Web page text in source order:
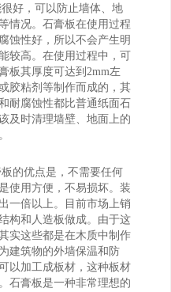
好，可以防止墙体、地
情况。石膏板在使用过程
蚀性好，所以不会产生明
较高。在使用过程中，可
板其厚度可达到2mm左
胶粘剂等制作而成的，其
耐腐蚀性都比普通纸面石
及时清理墙壁、地面上的
的优点是，不需要任何
使用方便，不易损坏。装
一倍以上。目前市场上销
构和人造板做成。由于这
实这些都是在木质中制作
建筑物的外墙保温和防
以加工成板材，这种板材
石膏板是一种非常理想的